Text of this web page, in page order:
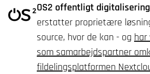
OS2 offentligt
erstatter proprietære
source, hvor de kan - og har
som samarbejdspartner
fildelingsplatformen